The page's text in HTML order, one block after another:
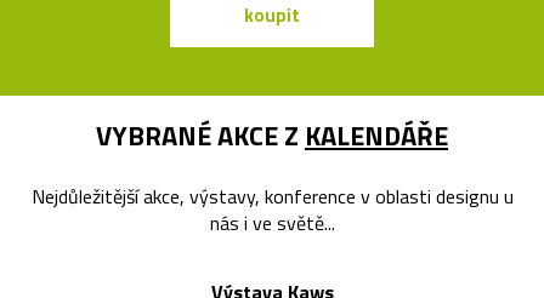
koupit
VYBRANÉ AKCE Z KALENDÁŘE
Nejdůležitější akce, výstavy, konference v oblasti designu u
nás i ve světě...